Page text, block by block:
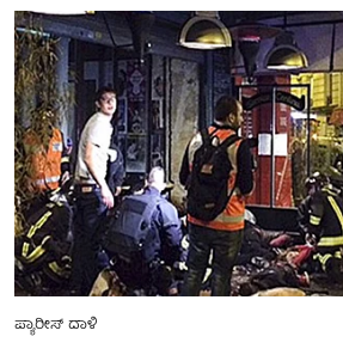
ಪ್ಯಾರೀಸ್ ದಾಳಿ